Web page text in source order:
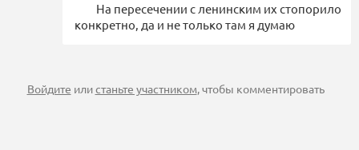
На пересечении с ленинским их стопорило
конкретно, да и не только там я думаю
Войдите илистаньте участником, чтобы комментировать